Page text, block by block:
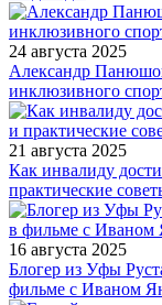
24 августа 2025
Александр
инклюзивного
21 августа 2025
Как инвалиду
практические
16 августа 2025
Блогер из Уфы
фильме с Иваном